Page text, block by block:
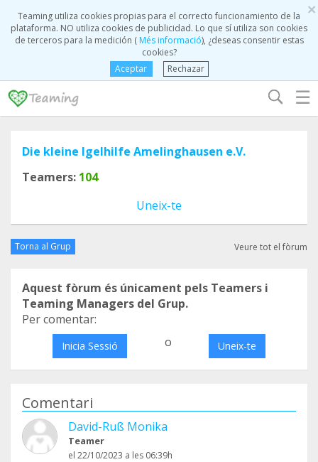
×
Teaming utiliza cookies propias para el correcto funcionamiento de la
plataforma. NO utiliza cookies de publicidad. Lo que sí utiliza son cookies
de terceros para la medición (Més informació), ¿deseas consentir estas
cookies?
Aceptar
Rechazar
☰
Die kleine Igelhilfe Amelinghausen e.V.
Teamers: 104
Uneix-te
Torna al Grup Veure tot el fòrum
Aquest fòrum és únicament pels Teamers i
Teaming Managers del Grup.
Per comentar:
Inicia Sessió o Uneix-te
Comentari
David-Ruß Monika
Teamer
el 22/10/2023 a les 06:39h